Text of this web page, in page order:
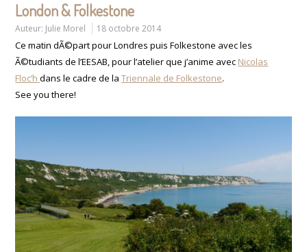
London & Folkestone
Auteur: Julie Morel 18 octobre 2014
Ce matin dÃ©part pour Londres puis Folkestone avec les
Ã©tudiants de l’EESAB, pour l’atelier que j’anime avec Nicolas
Floc’hdans le cadre de laTriennale de Folkestone.
See you there!